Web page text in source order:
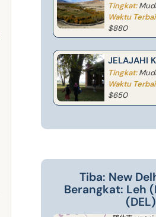
Tingkat:
Waktu
$880
JELAJAHI
Tingkat:
Waktu
$650
Tiba: New
Berangkat: Leh
(DEL)